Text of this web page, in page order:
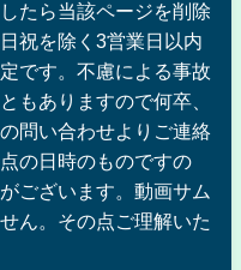
たら当該ページを削除
祝を除く3営業日以内
です。不慮による事故
もありますので何卒、
問い合わせよりご連絡
の日時のものですの
ございます。動画サム
ん。その点ご理解いた